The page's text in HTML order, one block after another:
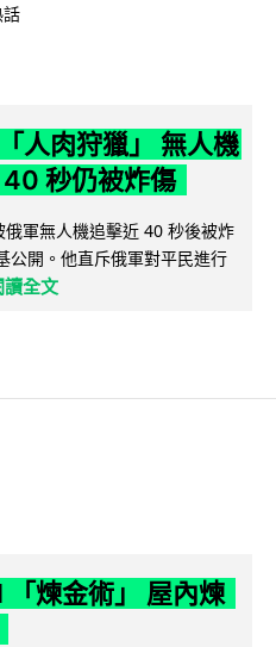
人肉狩獵」 無人機
秒仍被炸傷
軍無人機追擊近 40 秒後被炸
公開。他直斥俄軍對平民進行
讀全文
「煉金術」 屋內煉